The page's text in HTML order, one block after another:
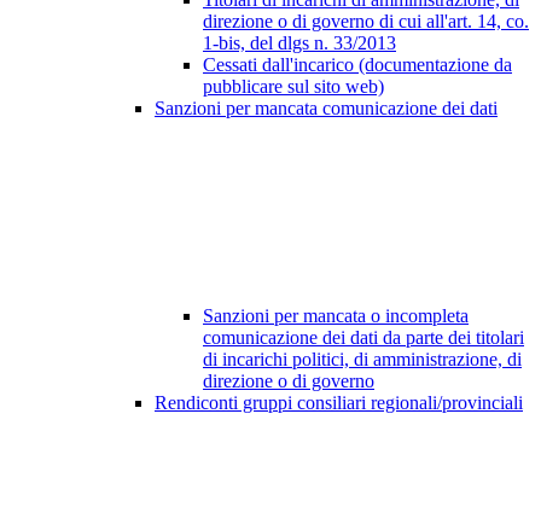
direzione o di governo di cui all'art. 14, co.
1-bis, del dlgs n. 33/2013
Cessati dall'incarico (documentazione da
pubblicare sul sito web)
Sanzioni per mancata comunicazione dei dati
Sanzioni per mancata o incompleta
comunicazione dei dati da parte dei titolari
di incarichi politici, di amministrazione, di
direzione o di governo
Rendiconti gruppi consiliari regionali/provinciali